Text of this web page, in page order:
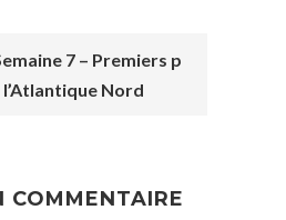
7 – Premiers p
l’Atlantique Nord
COMMENTAIRE